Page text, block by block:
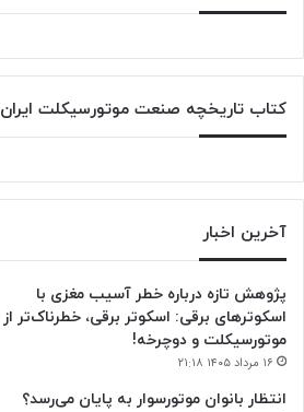
کتاب تاریخچه صنعت موتورسیکلت ایران
آخرین اخبار
پژوهش تازه درباره خطر آسیب مغزی با
اسکوترهای برقی: اسکوتر برقی، خطرناک‌تر از
موتورسیکلت و دوچرخه!
۱۶ مرداد ۱۴۰۵ ۲۱:۱۸
انتظار بانوان موتورسوار به پایان می‌رسد؟